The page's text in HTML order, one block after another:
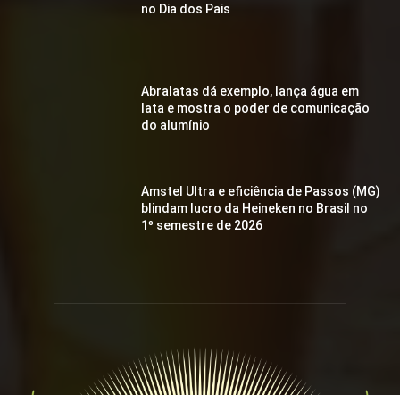
no Dia dos Pais
Abralatas dá exemplo, lança água em
lata e mostra o poder de comunicação
do alumínio
Amstel Ultra e eficiência de Passos (MG)
blindam lucro da Heineken no Brasil no
1º semestre de 2026